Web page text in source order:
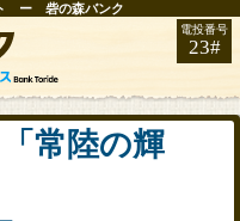
ー 砦の森バンク
電投番号
23#
常陸の輝